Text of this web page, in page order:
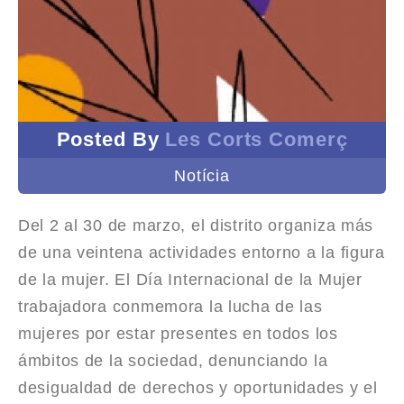
Posted By Les Corts Comerç
Notícia
Del 2 al 30 de marzo, el distrito organiza más
de una veintena actividades entorno a la figura
de la mujer. El Día Internacional de la Mujer
trabajadora conmemora la lucha de las
mujeres por estar presentes en todos los
ámbitos de la sociedad, denunciando la
desigualdad de derechos y oportunidades y el